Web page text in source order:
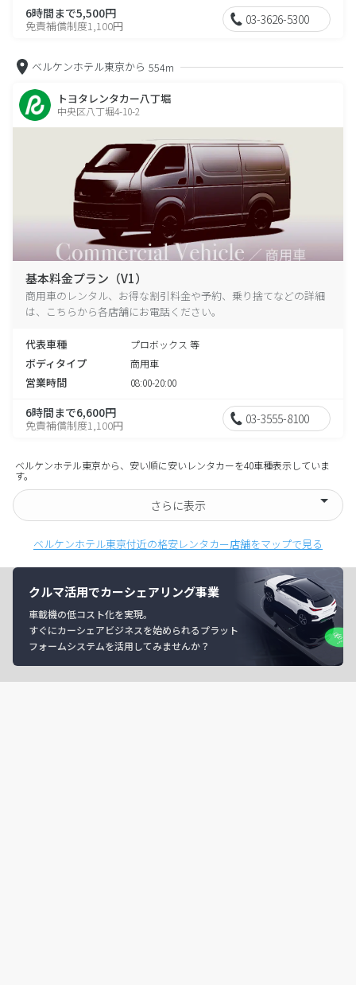
6時間まで5,500円
免責補償制度1,100円 03-3626-5300
ベルケンホテル東京から 554m
トヨタレンタカー八丁堀
中央区八丁堀4-10-2
基本料金プラン（V1）
商用車のレンタル、お得な割引料金や予約、乗り捨てなどの詳細
は、こちらから各店舗にお電話ください。
代表車種 プロボックス 等
ボディタイプ 商用車
営業時間 08:00-20:00
6時間まで6,600円
免責補償制度1,100円 03-3555-8100
ベルケンホテル東京から、安い順に安いレンタカーを40車種表示していま
す。
さらに表示
ベルケンホテル東京付近の格安レンタカー店舗をマップで見る
クルマ活用でカーシェアリング事業
車載機の低コスト化を実現。
すぐにカーシェアビジネスを始められるプラット
フォームシステムを活用してみませんか？